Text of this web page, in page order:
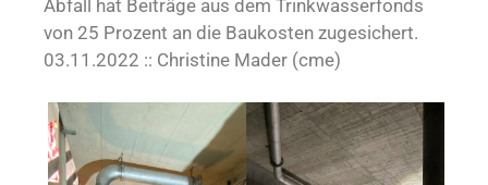
Abfall hat Beiträge aus dem Trinkwasserfonds
von 25 Prozent an die Baukosten zugesichert.
03.11.2022 :: Christine Mader (cme)